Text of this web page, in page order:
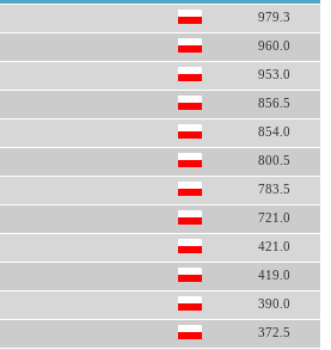
979.3
960.0
953.0
856.5
854.0
800.5
783.5
721.0
421.0
419.0
390.0
372.5